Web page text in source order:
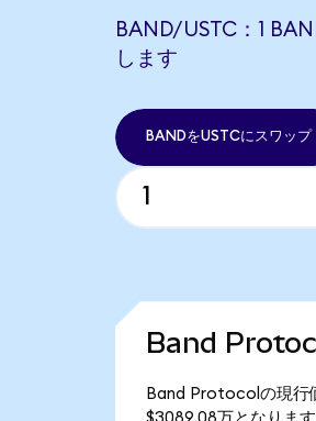
BAND/USTC：1
します
BANDをUSTCにスワップ
Band
Band Protocolの現行